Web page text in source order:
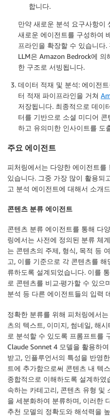
합니다.
만약 새로운 분석 요구사항이
새로운 에이전트를 구성하여
프라인을 확장할 수 있습니다
LLM은 Amazon Bedrock에
한 구조로 서빙됩니다.
데이터 적재 및 분석: 에이전
터 적재 파이프라인을 거쳐
저장됩니다. 최종적으로 데이
터를 기반으로 소셜 미디어
하고 유의미한 인사이트를 도
주요 에이전트
피처링에서는 다양한 에이전트
있습니다. 그중 가장 많이 활용되
고 분석 에이전트에 대해서 소개
콘텐츠 분류 에이전트
콘텐츠 분류 에이전트를 통해 다
링에서는 사전에 정의된 분류 체
는 콘텐츠의 주제, 형식, 목적 등
고, 이를 기준으로 각 콘텐츠를
류하도록 설계되었습니다. 이를
로 콘텐츠를 비교·평가할 수 있으
분석 등 다른 에이전트들의 입력
정확한 분류를 위해 피처링에서
츠의 텍스트, 이미지, 썸네일, 해
로 분석할 수 있도록 프롬프트를
Claude Sonnet 4 모델을 활용하
받고, 인플루언서의 특성을 반영
트에 추가함으로써 콘텐츠 내 텍
종합적으로 이해하도록 설계하
속하는 카테고리, 콘텐츠 유형 및
을 세분화하여 분류하며, 이러한
추천 모델의 정확도와 해석력을